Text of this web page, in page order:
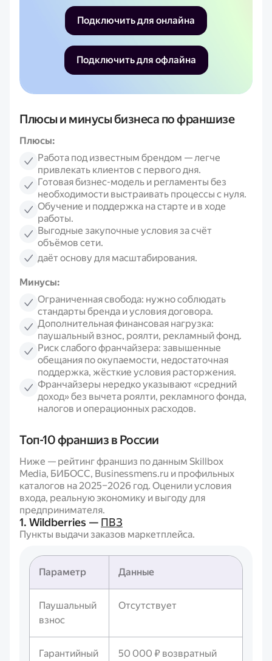
Подключить для онлайна
Подключить для офлайна
Плюсы и минусы бизнеса по франшизе
Плюсы:
Работа под известным брендом — легче
привлекать клиентов с первого дня.
Готовая бизнес-модель и регламенты без
необходимости выстраивать процессы с нуля.
Обучение и поддержка на старте и в ходе
работы.
Выгодные закупочные условия за счёт
объёмов сети.
даёт основу для масштабирования.
Минусы:
Ограниченная свобода: нужно соблюдать
стандарты бренда и условия договора.
Дополнительная финансовая нагрузка:
паушальный взнос, роялти, рекламный фонд.
Риск слабого франчайзера: завышенные
обещания по окупаемости, недостаточная
поддержка, жёсткие условия расторжения.
Франчайзеры нередко указывают «средний
доход» без вычета роялти, рекламного фонда,
налогов и операционных расходов.
Топ-10 франшиз в России
Ниже — рейтинг франшиз по данным Skillbox
Media, БИБОСС, Businessmens.ru и профильных
каталогов на 2025–2026 год. Оценили условия
входа, реальную экономику и выгоду для
предпринимателя.
1. Wildberries — ПВЗ
Пункты выдачи заказов маркетплейса.
Параметр Данные
Паушальный
взнос
Отсутствует
Гарантийный
50 000 ₽ возвратный